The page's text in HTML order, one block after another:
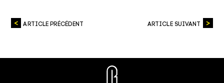
ARTICLE PRÉCÉDENT ARTICLE SUIVANT